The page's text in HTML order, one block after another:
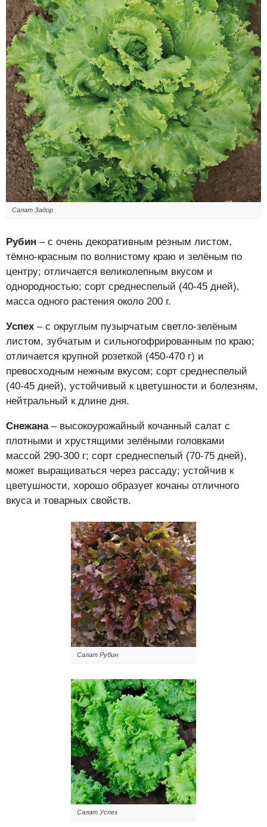
Салат Задор
Рубин – с очень декоративным резным листом,
тёмно-красным по волнистому краю и зелёным по
центру; отличается великолепным вкусом и
однородностью; сорт среднеспелый (40-45 дней),
масса одного растения около 200 г.
Успех – с округлым пузырчатым светло-зелёным
листом, зубчатым и сильногофрированным по краю;
отличается крупной розеткой (450-470 г) и
превосходным нежным вкусом; сорт среднеспелый
(40-45 дней), устойчивый к цветушности и болезням,
нейтральный к длине дня.
Снежана – высокоурожайный кочанный салат с
плотными и хрустящими зелёными головками
массой 290-300 г; сорт среднеспелый (70-75 дней),
может выращиваться через рассаду; устойчив к
цветушности, хорошо образует кочаны отличного
вкуса и товарных свойств.
Салат Рубин
Салат Успех